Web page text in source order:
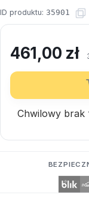
ID produktu: 35901
461,00 zł
Chwilowy brak